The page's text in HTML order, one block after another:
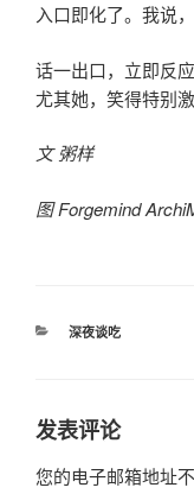
入口即化了。我说
话一出口，立即反
尤其她，笑得特别激
文 粥样
图 Forgemind
分
深夜谈吃
发表评论
您的电子邮箱地址不